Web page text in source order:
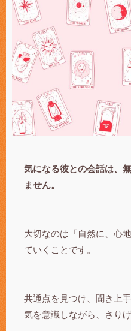
気になる彼との会話は、
ません。
大切なのは「自然に、心
ていくことです。
共通点を見つけ、聞き上
気を意識しながら、さり